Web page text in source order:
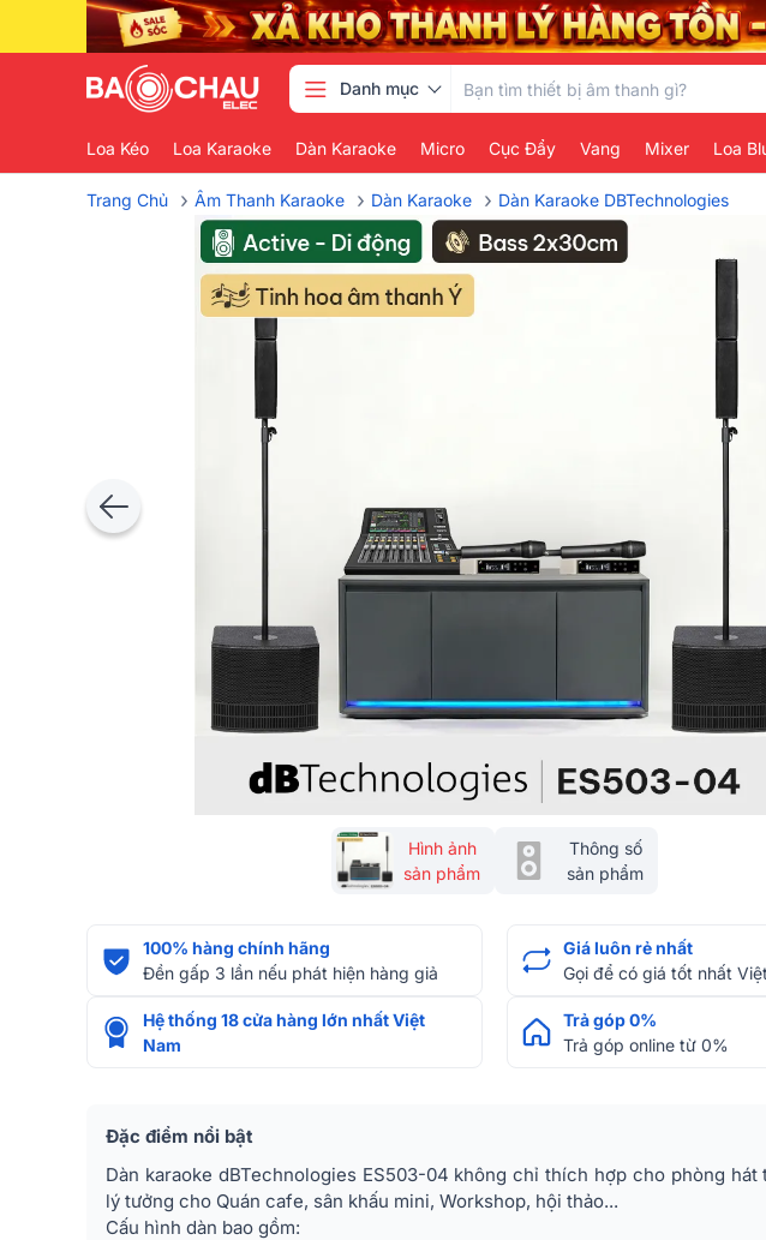
Danh mục
Loa Kéo Loa Karaoke Dàn Karaoke Micro Cục Đẩy Vang Mixer Loa
Trang Chủ › Âm Thanh Karaoke › Dàn Karaoke › Dàn Karaoke DBTechnologies
Hình ảnh
sản phẩm
Thông số
sản phẩm
100% hàng chính hãng
Đền gấp 3 lần nếu phát hiện hàng giả
Giá luôn rẻ nhất
Gọi để có giá tốt nhất
Hệ thống 18 cửa hàng lớn nhất Việt
Nam
Trả góp 0%
Trả góp online từ 0%
Đặc điểm nổi bật
Dàn karaoke dBTechnologies ES503-04 không chỉ thích hợp cho phòng hát
lý tưởng cho Quán cafe, sân khấu mini, Workshop, hội thảo...
Cấu hình dàn bao gồm: